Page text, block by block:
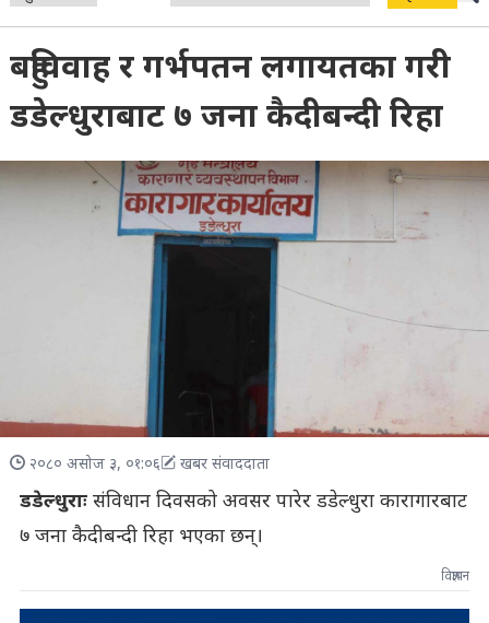
बहुविवाह र गर्भपतन लगायतका गरी
डडेल्धुराबाट ७ जना कैदीबन्दी रिहा
२०८० असोज ३, ०१:०६ खबर संवाददाता
डडेल्धुराःसंविधान दिवसको अवसर पारेर डडेल्धुरा कारागारबाट
७ जना कैदीबन्दी रिहा भएका छन्।
विज्ञापन